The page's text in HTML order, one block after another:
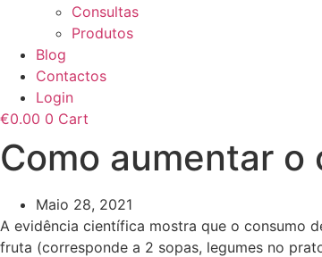
Consultas
Produtos
Blog
Contactos
Login
€0.00 0 Cart
Como aumentar
Maio 28, 2021
A evidência científica mostra que o consumo
fruta (corresponde a 2 sopas, legumes no